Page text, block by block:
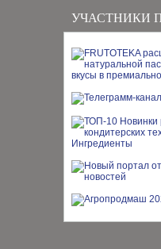
УЧАСТНИКИ